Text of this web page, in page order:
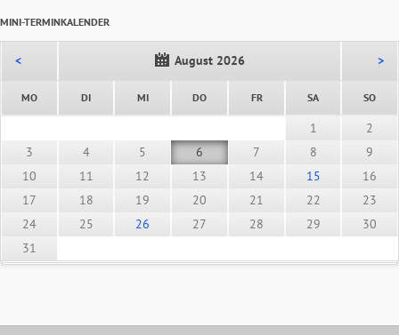
MINI-TERMINKALENDER
< August 2026 >
MONTAG DIENSTAG MITTWOCH DONNERSTAGFREITAG SAMSTAG SO
1
2
3
4 5 6 7 8
9
10
11 12 13 14 15
16
17
18 19 20 21 22
23
24
25 26 27 28 29
30
31